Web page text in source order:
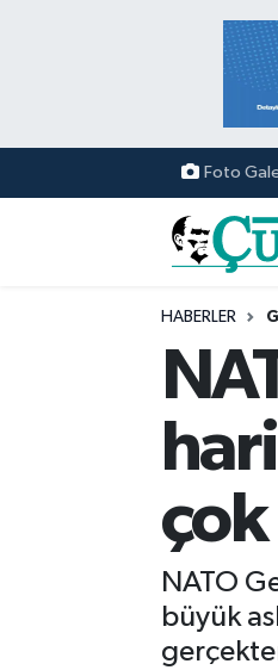
Foto
HABERLER
NATO
büyük
Mersin Nöbetçi
Mersin Hava Durumu
Mersin Namaz Vakitleri
Mersin Trafik
Tüm Manşetler
Son Dakika Haberleri
Haber Arşivi